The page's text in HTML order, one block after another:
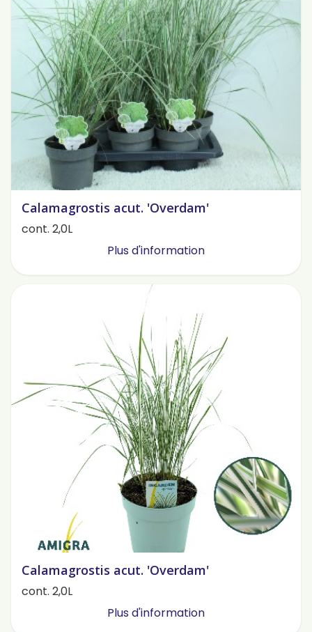
Calamagrostis acut. 'Overdam'
cont. 2,0L
Plus d'information
Calamagrostis acut. 'Overdam'
cont. 2,0L
Plus d'information